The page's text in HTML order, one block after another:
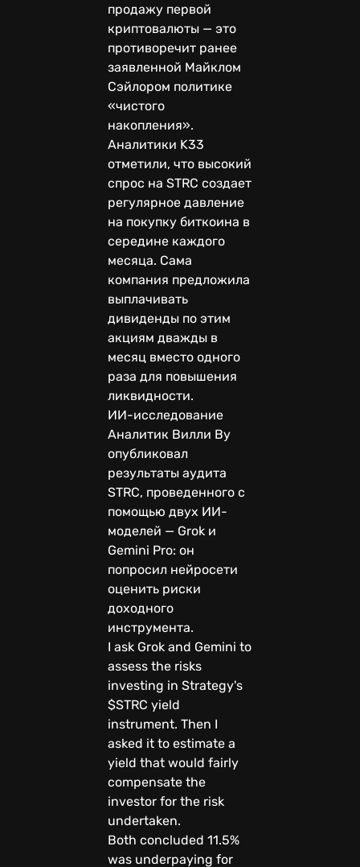
продажу первой
криптовалюты — это
противоречит ранее
заявленной Майклом
Сэйлором политике
«чистого
накопления».
Аналитики K33
отметили, что высокий
спрос на STRC создает
регулярное давление
на покупку биткоина в
середине каждого
месяца. Сама
компания предложила
выплачивать
дивиденды по этим
акциям дважды в
месяц вместо одного
раза для повышения
ликвидности.
ИИ-исследование
Аналитик Вилли Ву
опубликовал
результаты аудита
STRC, проведенного с
помощью двух ИИ-
моделей — Grok и
Gemini Pro: он
попросил нейросети
оценить риски
доходного
инструмента.
I ask Grok and Gemini to
assess the risks
investing in Strategy's
$STRC yield
instrument. Then I
asked it to estimate a
yield that would fairly
compensate the
investor for the risk
undertaken.
Both concluded 11.5%
was underpaying for